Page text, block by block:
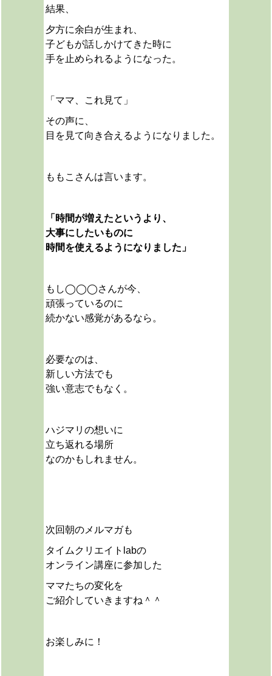
結果、
夕方に余白が生まれ、
子どもが話しかけてきた時に
手を止められるようになった。
「ママ、これ見て」
その声に、
目を見て向き合えるようになりました。
ももこさんは言います。
「時間が増えたというより、
大事にしたいものに
時間を使えるようになりました」
もし◯◯◯さんが今、
頑張っているのに
続かない感覚があるなら。
必要なのは、
新しい方法でも
強い意志でもなく。
ハジマリの想いに
立ち返れる場所
なのかもしれません。
次回朝のメルマガも
タイムクリエイトlabの
オンライン講座に参加した
ママたちの変化を
ご紹介していきますね＾＾
お楽しみに！